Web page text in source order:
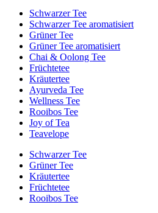
Schwarzer Tee
Schwarzer Tee aromatisiert
Grüner Tee
Grüner Tee aromatisiert
Chai & Oolong Tee
Früchtetee
Kräutertee
Ayurveda Tee
Wellness Tee
Rooibos Tee
Joy of Tea
Teavelope
Schwarzer Tee
Grüner Tee
Kräutertee
Früchtetee
Rooibos Tee